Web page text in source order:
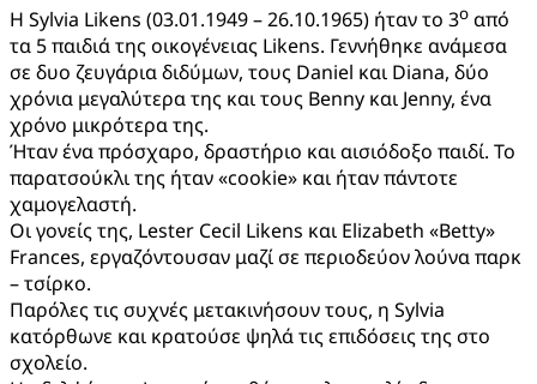
Η Sylvia Likens (03.01.1949 – 26.10.1965) ήταν το 3ο από
τα 5 παιδιά της οικογένειας Likens. Γεννήθηκε ανάμεσα
σε δυο ζευγάρια διδύμων, τους Daniel και Diana, δύο
χρόνια μεγαλύτερα της και τους Benny και Jenny, ένα
χρόνο μικρότερα της.
Ήταν ένα πρόσχαρο, δραστήριο και αισιόδοξο παιδί. Το
παρατσούκλι της ήταν «cookie» και ήταν πάντοτε
χαμογελαστή.
Οι γονείς της, Lester Cecil Likens και Elizabeth «Betty»
Frances, εργαζόντουσαν μαζί σε περιοδεύον λούνα παρκ
– τσίρκο.
Παρόλες τις συχνές μετακινήσουν τους, η Sylvia
κατόρθωνε και κρατούσε ψηλά τις επιδόσεις της στο
σχολείο.